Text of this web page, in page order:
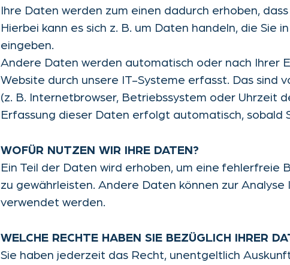
Ihre Daten werden zum einen dadurch erhoben,
Hierbei kann es sich z. B. um Daten handeln, die Sie
eingeben.
Andere Daten werden automatisch oder nach Ihrer
Website durch unsere IT-Systeme erfasst. Das sind
(z. B. Internetbrowser, Betriebssystem oder Uhrzeit
Erfassung dieser Daten erfolgt automatisch, sobald
WOFÜR NUTZEN WIR IHRE DATEN?
Ein Teil der Daten wird erhoben, um eine fehlerfreie
zu gewährleisten. Andere Daten können zur
verwendet werden.
WELCHE RECHTE HABEN SIE BEZÜGLICH IHRER
Sie haben jederzeit das Recht, unentgeltlich